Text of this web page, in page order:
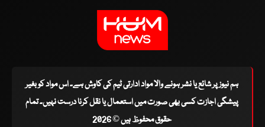
ہم نیوز پر شائع یا نشر ہونے والا مواد ادارتی ٹیم کی کاوش ہے۔ اس مواد کو بغیر
پیشگی اجازت کسی بھی صورت میں استعمال یا نقل کرنا درست نہیں۔ تمام
حقوق محفوظ ہیں © 2026